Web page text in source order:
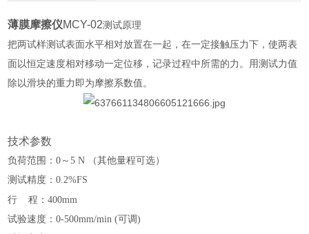
薄膜摩擦仪MCY-02测试原理
把两试样测试表面水平相对放置在一起，在一定接触压力下，使两表
面以恒定速度相对移动一定位移，记录过程中所需的力。用测试力值
除以滑块的重力即为摩擦系数值。
技术参数
负荷范围：0～5 N （其他量程可选）
测试精度：0.2%FS
行
程：400mm
试验速度：0-500mm/min (可调)